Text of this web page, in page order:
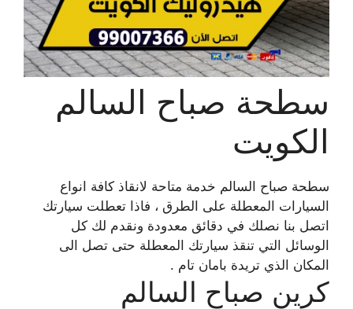
سطحة صباح السالم
الكويت
سطحة صباح السالم خدمة متاحة لانقاذ كافة انواع
السيارات المعطلة على الطرق ، فاذا تعطلت سيارتك
اتصل بنا نصلك في دقائق معدودة ونقدم لك كل
الوسائل التي تنقذ سيارتك المعطلة حتى تصل الى
المكان الذي تريدة بامان تام .
كرين صباح السالم